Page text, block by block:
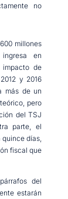
no
millones
en
de
y 2016
más de un
pero
del TSJ
parte, el
días,
fiscal que
del
estarán